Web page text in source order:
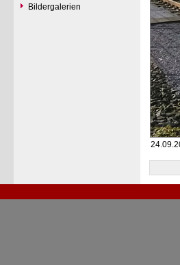
Bildergalerien